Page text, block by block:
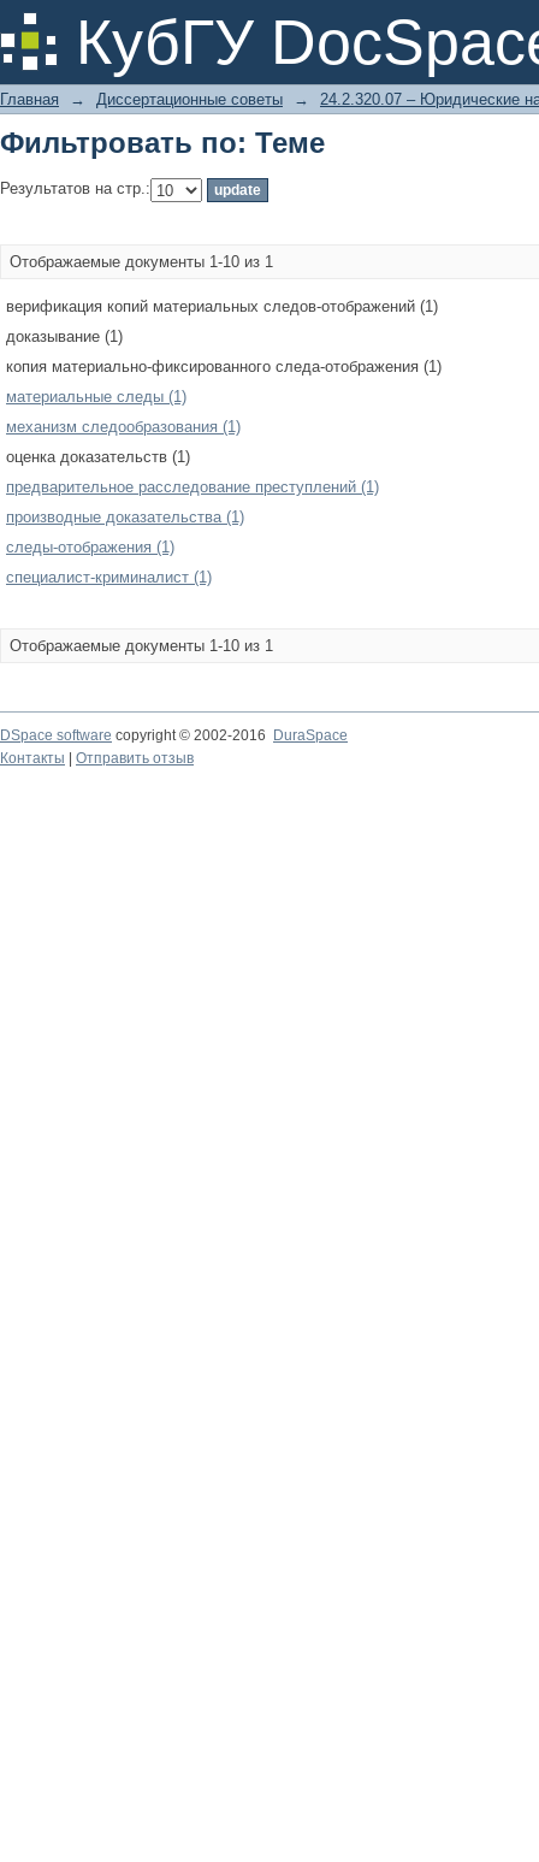
КубГУ
Фильтровать по: Теме
Главная → Диссертационные советы → 24.2.320.07 – Юридические
Фильтровать по: Теме
Результатов на стр.:
Отображаемые документы 1-10 из 1
верификация копий материальных следов-отображений (1)
доказывание (1)
копия материально-фиксированного следа-отображения (1)
материальные следы (1)
механизм следообразования (1)
оценка доказательств (1)
предварительное расследование преступлений (1)
производные доказательства (1)
следы-отображения (1)
специалист-криминалист (1)
Отображаемые документы 1-10 из 1
DSpace software copyright © 2002-2016
DuraSpace
Контакты
Отправить отзыв